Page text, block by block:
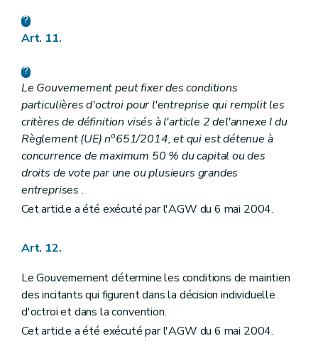
Art. 11.
Le Gouvernement peut fixer des conditions
particulières d'octroi pour l'entreprise qui remplit les
critères de définition visés à l'article 2 del'annexe I du
Règlement (UE) no651/2014, et qui est détenue à
concurrence de maximum 50 % du capital ou des
droits de vote par une ou plusieurs grandes
entreprises .
Cet article a été exécuté par l'AGW du 6 mai 2004.
Art. 12.
Le Gouvernement détermine les conditions de maintien
des incitants qui figurent dans la décision individuelle
d'octroi et dans la convention.
Cet article a été exécuté par l'AGW du 6 mai 2004.